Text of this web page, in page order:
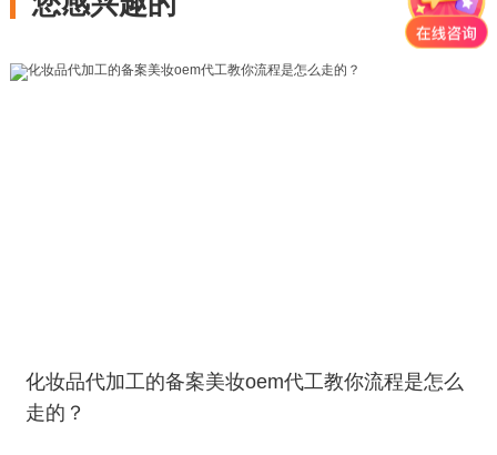
化妆品代加工的备案美妆oem代工教你流程是怎么
走的？